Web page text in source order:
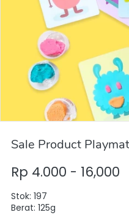
Sale Product
Rp 4.000 - 16,000
Stok: 197
Berat: 125g